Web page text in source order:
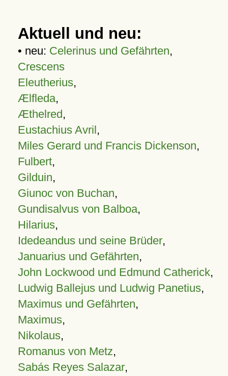
Aktuell und neu:
• neu: Celerinus und Gefährten,
Crescens
Eleutherius,
Ælfleda,
Æthelred,
Eustachius Avril,
Miles Gerard und Francis Dickenson,
Fulbert,
Gilduin,
Giunoc von Buchan,
Gundisalvus von Balboa,
Hilarius,
Idedeandus und seine Brüder,
Januarius und Gefährten,
John Lockwood und Edmund Catherick,
Ludwig Ballejus und Ludwig Panetius,
Maximus und Gefährten,
Maximus,
Nikolaus,
Romanus von Metz,
Sabás Reyes Salazar,